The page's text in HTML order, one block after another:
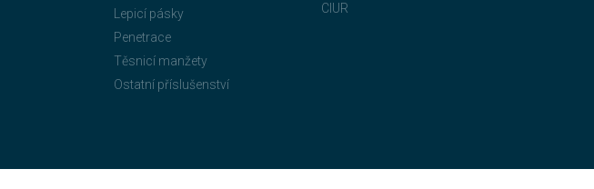
Lepicí pásky
Penetrace
Těsnicí manžety
Ostatní příslušenství
CIUR